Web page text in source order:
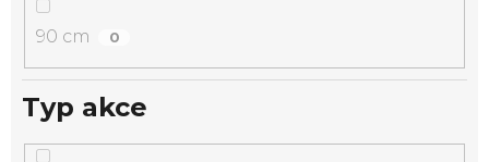
90 cm 0
Typ akce